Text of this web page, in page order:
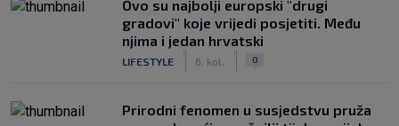
Ovo su najbolji europski "drugi
gradovi" koje vrijedi posjetiti. Među
njima i jedan hrvatski
LIFESTYLE 6. kol. 0
Prirodni fenomen u susjedstvu pruža